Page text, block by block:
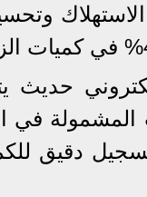
المشمولة
دقيق